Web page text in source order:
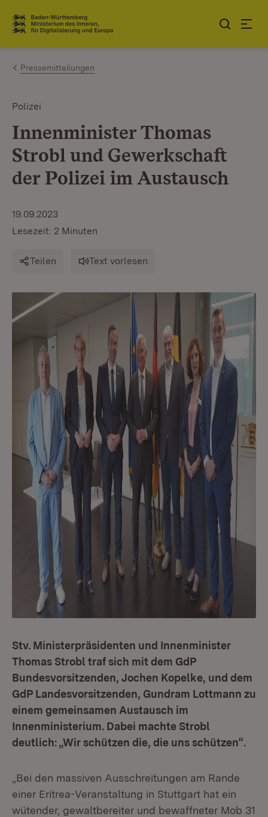
Zum Inhalt springen
Link zur Startseite
Pressemitteilungen
Polizei
Innenminister Thomas
Strobl und Gewerkschaft
der Polizei im Austausch
19.09.2023
Lesezeit: 2 Minuten
Teilen Text vorlesen
Stv. Ministerpräsidenten und Innenminister
Thomas Strobl traf sich mit dem GdP
Bundesvorsitzenden, Jochen Kopelke, und dem
GdP Landesvorsitzenden, Gundram Lottmann zu
einem gemeinsamen Austausch im
Innenministerium. Dabei machte Strobl
deutlich: „Wir schützen die, die uns schützen“.
„Bei den massiven Ausschreitungen am Rande
einer Eritrea-Veranstaltung in Stuttgart hat ein
wütender, gewaltbereiter und bewaffneter Mob 31